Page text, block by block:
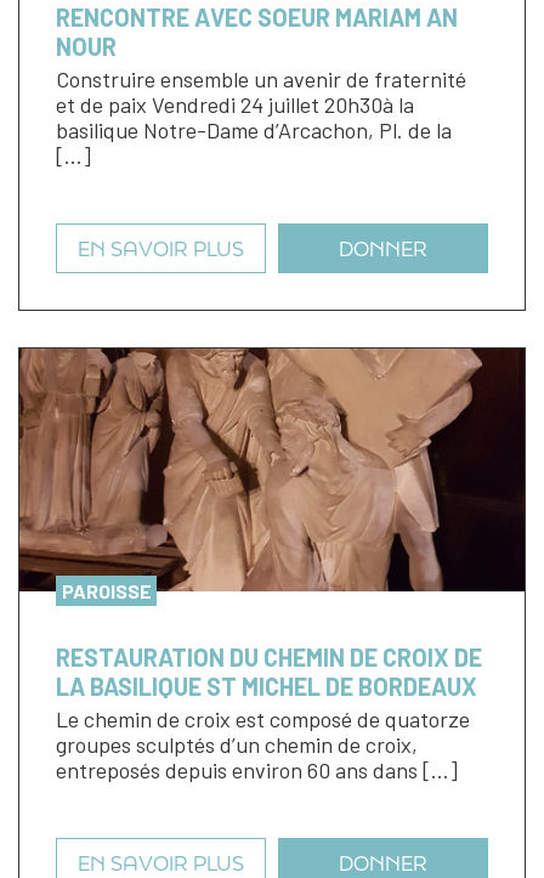
RENCONTRE AVEC SOEUR MARIAM AN
NOUR
Construire ensemble un avenir de fraternité
et de paix Vendredi 24 juillet 20h30à la
basilique Notre-Dame d’Arcachon, Pl. de la
[…]
EN SAVOIR PLUS DONNER
PAROISSE
RESTAURATION DU CHEMIN DE CROIX DE
LA BASILIQUE ST MICHEL DE BORDEAUX
Le chemin de croix est composé de quatorze
groupes sculptés d’un chemin de croix,
entreposés depuis environ 60 ans dans […]
EN SAVOIR PLUS DONNER